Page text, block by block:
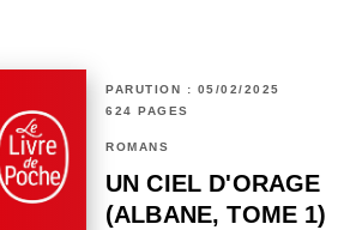
PARUTION : 05/02/2025
624 PAGES
ROMANS
UN CIEL D'ORAGE
(ALBANE, TOME 1)